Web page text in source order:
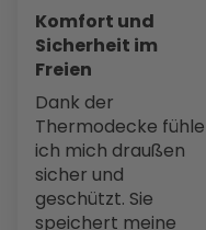
Komfort und
Sicherheit im
Freien
Dank der
Thermodecke fühle
ich mich draußen
sicher und
geschützt. Sie
speichert meine